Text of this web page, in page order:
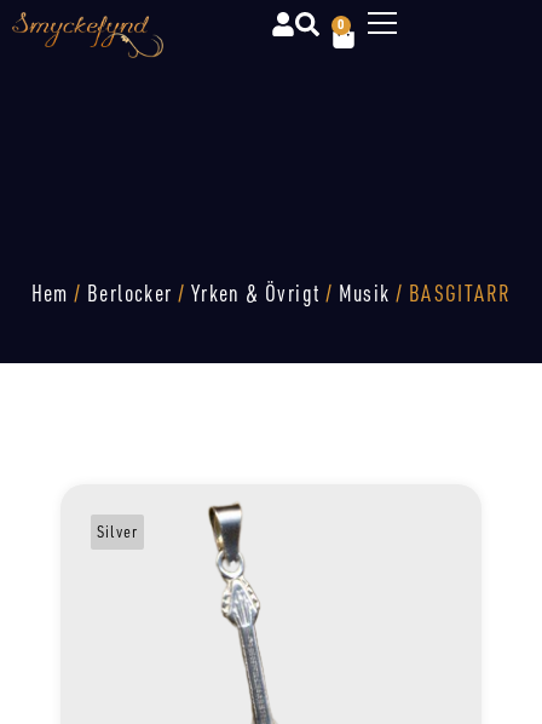
0
Hem / Berlocker / Yrken & Övrigt / Musik / BASGITARR
Silver